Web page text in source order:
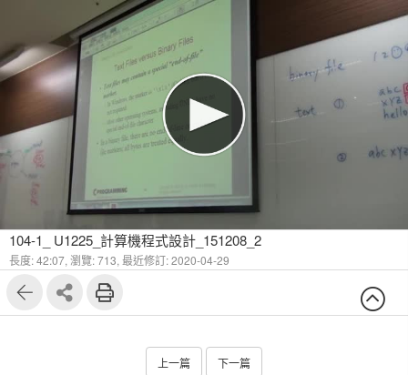
104-1_ U1225_計算機程式設計_151208_2
長度: 42:07, 瀏覽: 713, 最近修訂: 2020-04-29
上一篇 下一篇